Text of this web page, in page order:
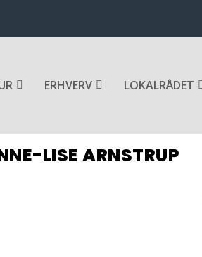
ERHVERV LOKALRÅDET
LISE ARNSTRUP